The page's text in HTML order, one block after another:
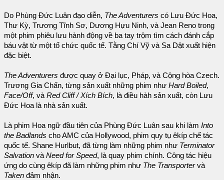
Do Phùng Đức Luân đạo diễn, The Adventurers có Lưu Đức Hoa,
Thư Kỳ, Trương Tĩnh Sơ, Dương Hựu Ninh, và Jean Reno trong
một phim phiêu lưu hành động về ba tay trộm tìm cách đánh cắp
báu vật từ một tổ chức quốc tế. Tằng Chí Vỹ và Sa Dật xuất hiện
đặc biệt.
The Adventurers được quay ở Đại lục, Pháp, và Cộng hòa Czech.
Trương Gia Chấn, từng sản xuất những phim như Hard Boiled,
Face/Off, và Red Cliff / Xích Bích, là điều hàh sản xuất, còn Lưu
Đức Hoa là nhà sản xuất.
Là phim Hoa ngữ đầu tiên của Phùng Đức Luân sau khi làm Into
the Badlands cho AMC của Hollywood, phim quy tụ êkíp chế tác
quốc tế. Shane Hurlbut, đã từng làm những phim như Terminator
Salvation và Need for Speed, là quay phim chính. Công tác hiệu
ứng do cùng êkíp đã làm những phim như The Transportervà
Taken đảm nhận.